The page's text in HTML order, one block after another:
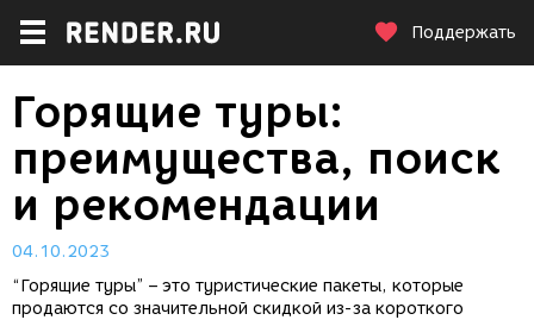
Поддержать
Горящие туры:
преимущества, поиск
и рекомендации
04.10.2023
“Горящие туры” – это туристические пакеты, которые
продаются со значительной скидкой из-за короткого